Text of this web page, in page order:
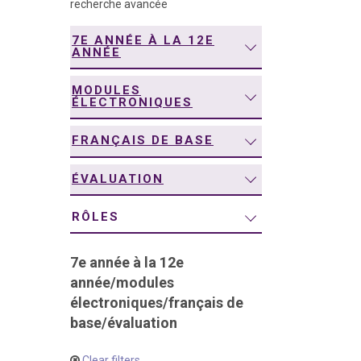
recherche avancée
7E ANNÉE À LA 12E
ANNÉE
MODULES
ÉLECTRONIQUES
FRANÇAIS DE BASE
ÉVALUATION
RÔLES
7e année à la 12e
année/modules
électroniques/français de
base/évaluation